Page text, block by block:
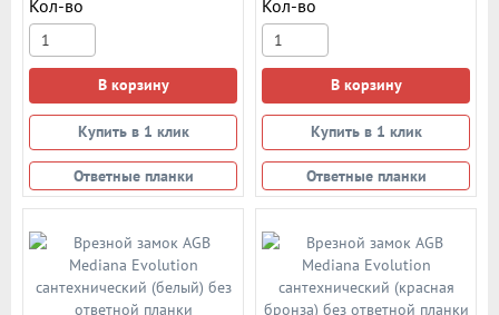
Кол-во
В корзину
Купить в 1 клик
Ответные планки
Кол-во
В корзину
Купить в 1 клик
Ответные планки